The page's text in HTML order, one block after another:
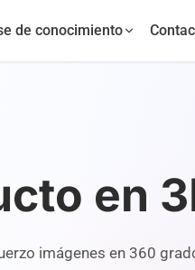
de conocimiento
en
imágenes en 360